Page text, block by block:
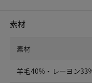
素材
素材
羊毛40%・レーヨン